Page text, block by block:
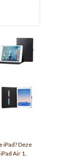
iPad? Deze
Air 1.